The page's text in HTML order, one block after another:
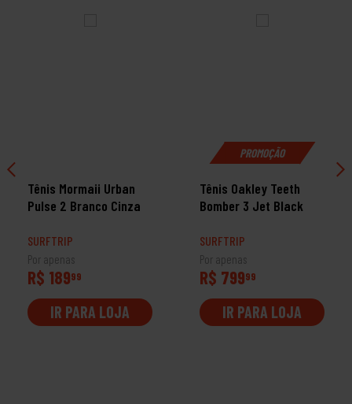
Tênis Mormaii Urban
Pulse 2 Branco Cinza
SURFTRIP
Por apenas
R$ 18999
IR PARA LOJA
PROMOÇÃO
Tênis Oakley Teeth
Bomber 3 Jet Black
SURFTRIP
Por apenas
R$ 79999
IR PARA LOJA